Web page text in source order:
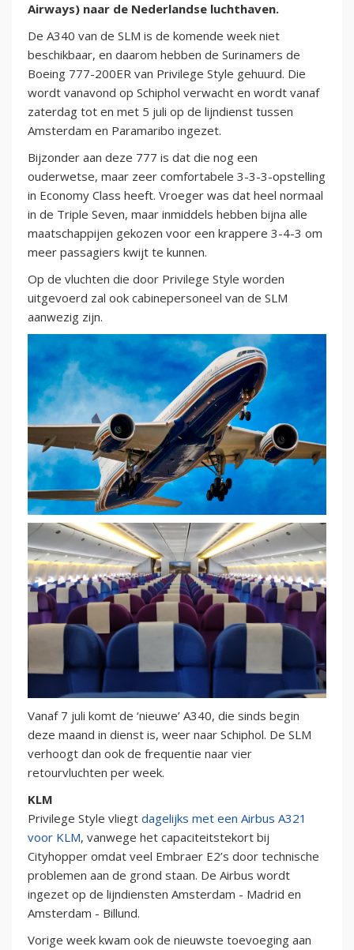
Airways) naar de Nederlandse luchthaven.
De A340 van de SLM is de komende week niet
beschikbaar, en daarom hebben de Surinamers de
Boeing 777-200ER van Privilege Style gehuurd. Die
wordt vanavond op Schiphol verwacht en wordt vanaf
zaterdag tot en met 5 juli op de lijndienst tussen
Amsterdam en Paramaribo ingezet.
Bijzonder aan deze 777 is dat die nog een
ouderwetse, maar zeer comfortabele 3-3-3-opstelling
in Economy Class heeft. Vroeger was dat heel normaal
in de Triple Seven, maar inmiddels hebben bijna alle
maatschappijen gekozen voor een krappere 3-4-3 om
meer passagiers kwijt te kunnen.
Op de vluchten die door Privilege Style worden
uitgevoerd zal ook cabinepersoneel van de SLM
aanwezig zijn.
Vanaf 7 juli komt de ‘nieuwe’ A340, die sinds begin
deze maand in dienst is, weer naar Schiphol. De SLM
verhoogt dan ook de frequentie naar vier
retourvluchten per week.
KLM
Privilege Style vliegt dagelijks met een Airbus A321
voor KLM, vanwege het capaciteitstekort bij
Cityhopper omdat veel Embraer E2’s door technische
problemen aan de grond staan. De Airbus wordt
ingezet op de lijndiensten Amsterdam - Madrid en
Amsterdam - Billund.
Vorige week kwam ook de nieuwste toevoeging aan